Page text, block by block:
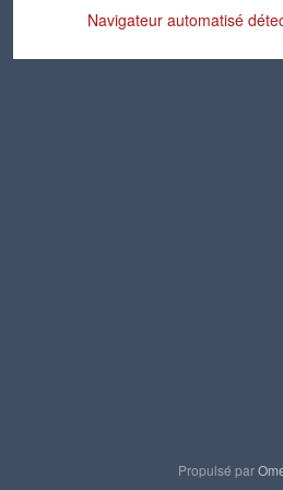
Navigateur automatisé
Propulsé par